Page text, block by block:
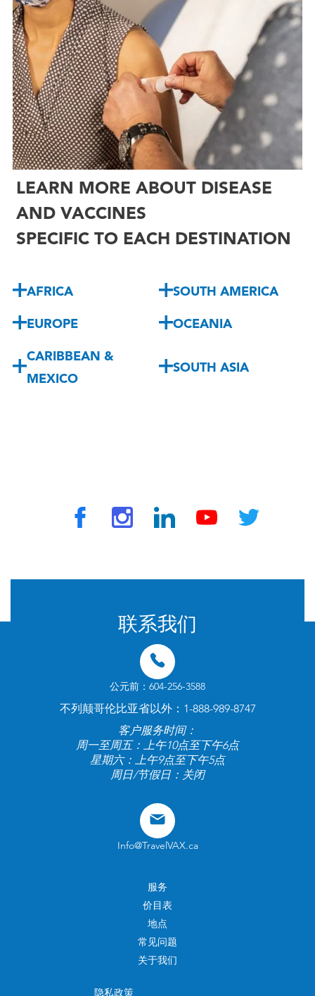
LEARN MORE ABOUT DISEASE
AND VACCINES
SPECIFIC TO EACH DESTINATION
AFRICA SOUTH AMERICA
EUROPE OCEANIA
CARIBBEAN &
MEXICO
SOUTH ASIA
联系我们
公元前：604-256-3588
不列颠哥伦比亚省以外：1-888-989-8747
客户服务时间：
周一至周五：上午10点至下午6点
星期六：上午9点至下午5点
周日/节假日：关闭
Info@TravelVAX.ca
服务
价目表
地点
常见问题
关于我们
隐私政策